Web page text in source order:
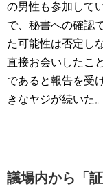
の男性も参加して
で、秘書への確認
た可能性は否定し
直接お会いしたこ
であると報告を受
きなヤジが続いた。
議場内から「